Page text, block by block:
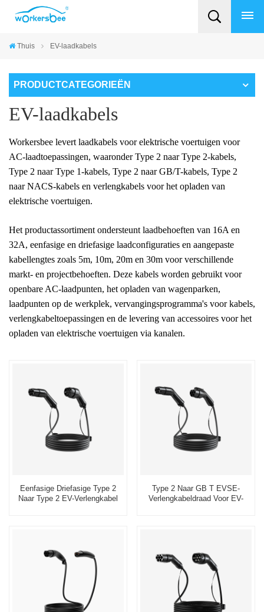
Thuis EV-laadkabels
PRODUCTCATEGORIEËN
EV-laadkabels
Workersbee levert laadkabels voor elektrische voertuigen voor
AC-laadtoepassingen, waaronder Type 2 naar Type 2-kabels,
Type 2 naar Type 1-kabels, Type 2 naar GB/T-kabels, Type 2
naar NACS-kabels en verlengkabels voor het opladen van
elektrische voertuigen.
Het productassortiment ondersteunt laadbehoeften van 16A en
32A, eenfasige en driefasige laadconfiguraties en aangepaste
kabellengtes zoals 5m, 10m, 20m en 30m voor verschillende
markt- en projectbehoeften. Deze kabels worden gebruikt voor
openbare AC-laadpunten, het opladen van wagenparken,
laadpunten op de werkplek, vervangingsprogramma's voor kabels,
verlengkabeltoepassingen en de levering van accessoires voor het
opladen van elektrische voertuigen via kanalen.
Eenfasige Driefasige Type 2
Naar Type 2 EV-Verlengkabel
Type 2 Naar GB T EVSE-
Verlengkabeldraad Voor EV-